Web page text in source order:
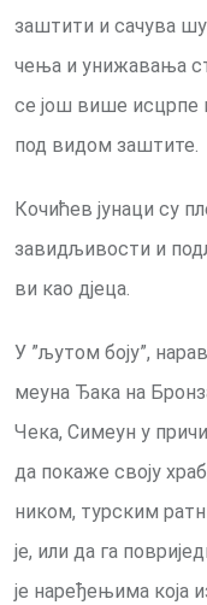
за­шти­ти и са­чу­ва
че­ња и уни­жа­ва­ња
се још ви­ше
под ви­дом за­шти­те.
Кочићев ју­наци су
за­ви­дљивости и
ви као дје­ца.
У ”љу­том бо­ју”,
ме­у­на Ђа­ка на
Че­ка, Си­меун у
да по­ка­же сво­ју
ни­ком, тур­ским
је, или да га
је на­ре­ђе­њи­ма ко­ја